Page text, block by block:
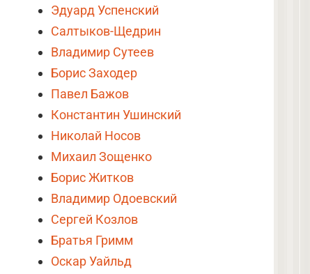
Эдуард Успенский
Салтыков-Щедрин
Владимир Сутеев
Борис Заходер
Павел Бажов
Константин Ушинский
Николай Носов
Михаил Зощенко
Борис Житков
Владимир Одоевский
Сергей Козлов
Братья Гримм
Оскар Уайльд